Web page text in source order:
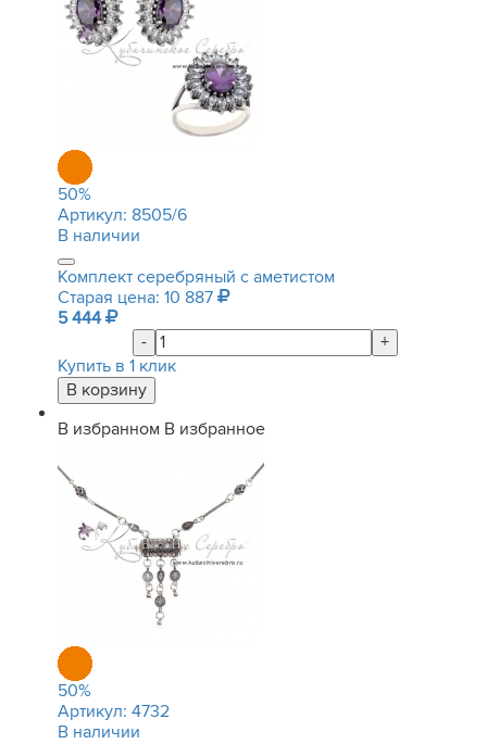
50%
Артикул: 8505/6
В наличии
Комплект серебряный с аметистом
Старая цена: 10 887
5 444
-
+
Купить в 1 клик
В избранном В избранное
50%
Артикул: 4732
В наличии